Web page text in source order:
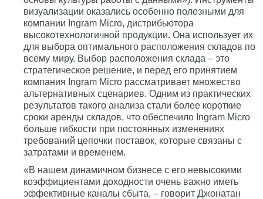
визуализации оказались особенно полезными для
компании Ingram Micro, дистрибьютора
высокотехнологичной продукции. Она использует их
для выбора оптимального расположения складов по
всему миру. Выбор расположения склада – это
стратегическое решение, и перед его принятием
компания Ingram Micro рассматривает множество
альтернативных сценариев. Одним из практических
результатов такого анализа стали более короткие
сроки аренды складов, что обеспечило Ingram Micro
больше гибкости при постоянных изменениях
требований цепочки поставок, которые связаны с
затратами и временем.
«В нашем динамичном бизнесе с его невысокими
коэффициентами доходности очень важно иметь
эффективные каналы сбыта, – говорит Джонатан